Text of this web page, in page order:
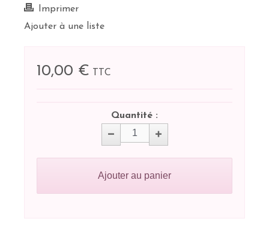
Imprimer
Ajouter à une liste
10,00 € TTC
Quantité :
Ajouter au panier